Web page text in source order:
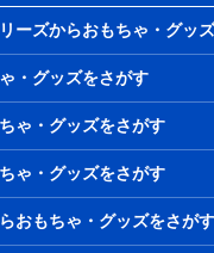
ーズからおもちゃ・グッ
・グッズをさがす
ゃ・グッズをさがす
ゃ・グッズをさがす
おもちゃ・グッズをさがす